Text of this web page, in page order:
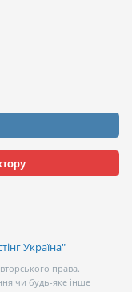
Україна"
права.
чи будь-яке інше